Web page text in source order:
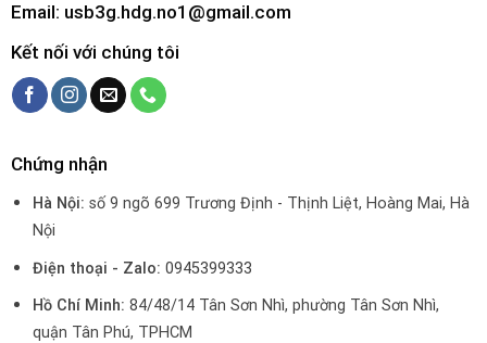
Email: usb3g.hdg.no1@gmail.com
Kết nối với chúng tôi
Chứng nhận
Hà Nội:số 9 ngõ 699 Trương Định - Thịnh Liệt, Hoàng Mai, Hà
Nội
Điện thoại - Zalo: 0945399333
Hồ Chí Minh: 84/48/14 Tân Sơn Nhì, phường Tân Sơn Nhì,
quận Tân Phú, TPHCM